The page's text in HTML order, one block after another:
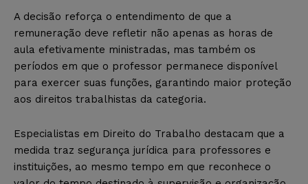
A decisão reforça o entendimento de que a
remuneração deve refletir não apenas as horas de
aula efetivamente ministradas, mas também os
períodos em que o professor permanece disponível
para exercer suas funções, garantindo maior proteção
aos direitos trabalhistas da categoria.
Especialistas em Direito do Trabalho destacam que a
medida traz segurança jurídica para professores e
instituições, ao mesmo tempo em que reconhece o